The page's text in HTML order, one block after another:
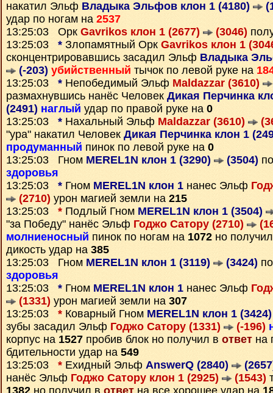
накатил Эльф Владыка Эльфов клон 1 (4180)
удар по ногам на 2537
13:25:03 Орк Gavrikos клон 1 (2677) (3046)
13:25:03 * Злопамятный Орк Gavrikos клон 1
сконцентрировавшись засадил Эльф Владыка
(-203) убийственный тычок по левой руке на
13:25:03 * Непобедимый Эльф Maldazzar (3610)
размахнувшись нанёс Человек Дикая Перчинка
(2491) наглый удар по правой руке на 0
13:25:03 * Нахальный Эльф Maldazzar (3610)
"ура" накатил Человек Дикая Перчинка клон 1
продуманный пинок по левой руке на 0
13:25:03 Гном MEREL1N клон 1 (3290) (3504)
здоровья
13:25:03 * Гном MEREL1N клон 1 нанес Эльф
(2710) урон магией земли на 215
13:25:03 * Подлый Гном MEREL1N клон 1 (3504)
"за Победу" нанёс Эльф Годжо Сатору (2710)
молниеносный пинок по ногам на 1072 но
дикость удар на 385
13:25:03 Гном MEREL1N клон 1 (3119) (3424)
здоровья
13:25:03 * Гном MEREL1N клон 1 нанес Эльф
(1331) урон магией земли на 307
13:25:03 * Коварный Гном MEREL1N клон 1
зубы засадил Эльф Годжо Сатору (1331) (-196)
корпус на 1527 пробив блок но получил в ответ на
бдительности удар на 549
13:25:03 * Ехидный Эльф AnswerQ (2840)
нанёс Эльф Годжо Сатору клон 1 (2925) (1543)
1382 но получил в ответ на все хорошее удар на